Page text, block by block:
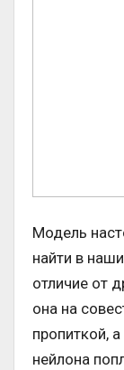
Модель
найти в
отличие от
она на
пропиткой,
нейлона